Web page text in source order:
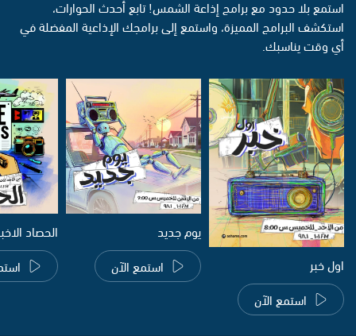
استمع بلا حدود مع برامج إذاعة الشمس! تابع أحدث الحوارات،
استكشف البرامج المميزة، واستمع إلى برامجك الإذاعية المفضلة في
أي وقت يناسبك.
اول خبر
استمع الآن
يوم جديد
استمع الآن
الحصاد